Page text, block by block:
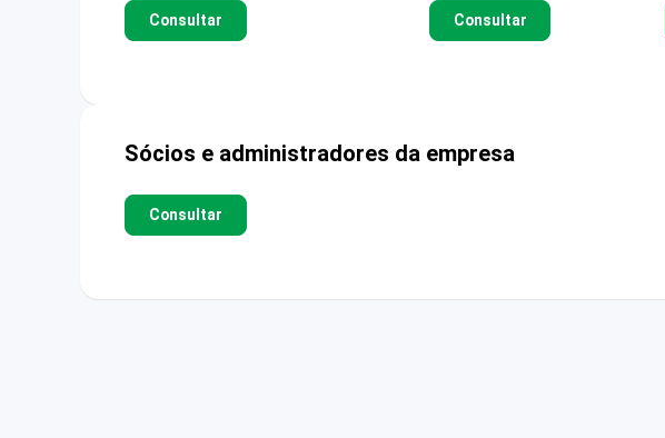
Consultar Consultar
Sócios e administradores da empresa
Consultar